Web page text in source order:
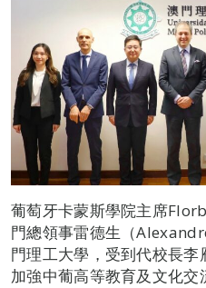
葡萄牙卡蒙斯學院主席
門總領事雷德生（
門理工大學，受到代校長
加強中葡高等教育及文化交